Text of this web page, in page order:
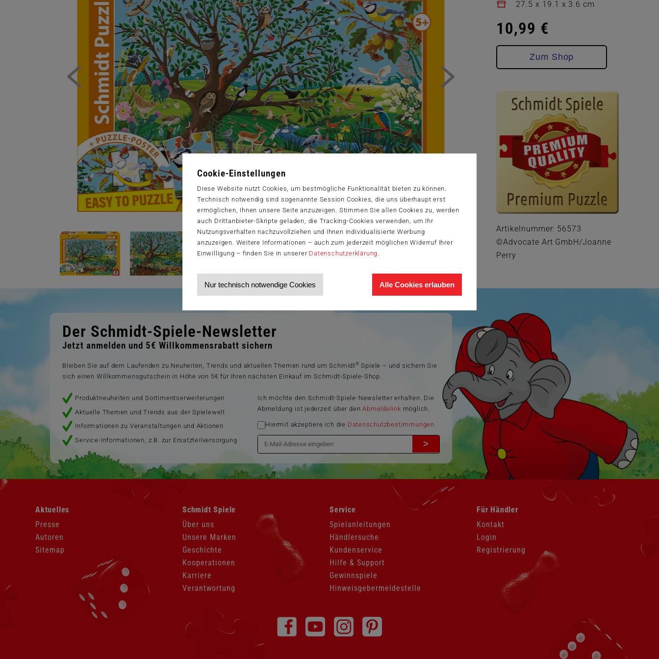
Cookie-Einstellungen
Diese Website nutzt Cookies, um bestmögliche Funktionalität bieten zu können.
Technisch notwendig sind sogenannte Session Cookies, die uns überhaupt erst
ermöglichen, Ihnen unsere Seite anzuzeigen. Stimmen Sie allen Cookies zu, werden
auch Drittanbieter-Skripte geladen, die Tracking-Cookies verwenden, um Ihr
Nutzungsverhalten nachzuvollziehen und Ihnen individualisierte Werbung
anzuzeigen. Weitere Informationen – auch zum jederzeit möglichen Widerruf Ihrer
Einwilligung – finden Sie in unserer Datenschutzerklärung
Nur technisch notwendige Cookies Alle Cookies erlauben
27.5 x 19.1 x 3.6 cm
10,99 €
Zum Shop
Artikelnummer: 56573
©Advocate Art GmbH/Joanne
Perry
Der Schmidt-Spiele-Newsletter
Jetzt anmelden und 5€ Willkommensrabatt sichern
Bleiben Sie auf dem Laufenden zu Neuheiten, Trends und aktuellen Themen rund um Schmidt® Spiele – und sichern Sie
sich einen Willkommensgutschein in Höhe von 5€ für Ihren nächsten Einkauf im Schmidt-Spiele-Shop.
Produktneuheiten und Sortimentserweiterungen
Aktuelle Themen und Trends aus der Spielewelt
Informationen zu Veranstaltungen und Aktionen
Service-Informationen, z.B. zur Ersatzteilversorgung
Ich möchte den Schmidt-Spiele-Newsletter erhalten. Die
Abmeldung ist jederzeit über denAbmeldelink möglich.
Hiermit akzeptiere ich die Datenschutzbestimmungen
>
überspringen
Aktuelles
Presse
Autoren
Sitemap
Navigation
überspringen
Schmidt Spiele
Über uns
Unsere Marken
Geschichte
Kooperationen
Karriere
Verantwortung
Navigation
überspringen
Service
Spielanleitungen
Händlersuche
Kundenservice
Hilfe & Support
Gewinnspiele
Hinweisgebermeldestelle
Navigation
überspringen
Für Händler
Kontakt
Login
Registrierung